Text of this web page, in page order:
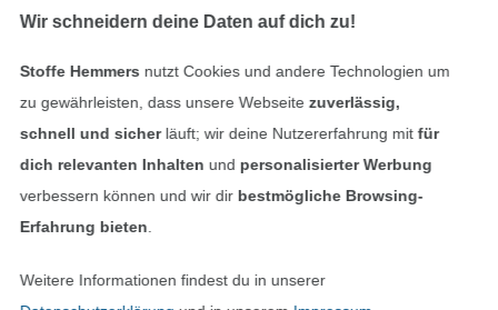
Impressum
Datenschutz
Kontakt
In den deutschen Shop wechseln (aktuell
Wir schneidern deine Daten auf dich zu!
Stoffe Hemmers nutzt Cookies und andere Technologien um
zu gewährleisten, dass unsere Webseite zuverlässig,
schnell und sicherläuft; wir deine Nutzererfahrung mitfür
dich relevanten Inhalten und personalisierter Werbung
verbessern können und wir dir bestmögliche Browsing-
Erfahrung bieten
Weitere Informationen findest du in unserer